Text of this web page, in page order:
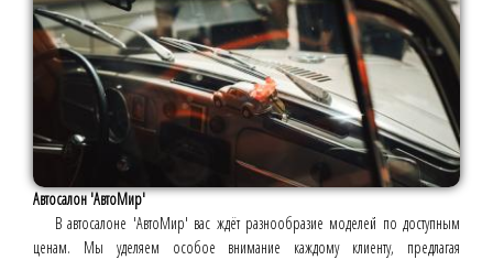
Автосалон 'АвтоМир'
В автосалоне 'АвтоМир' вас ждёт разнообразие моделей по доступным
ценам. Мы уделяем особое внимание каждому клиенту, предлагая